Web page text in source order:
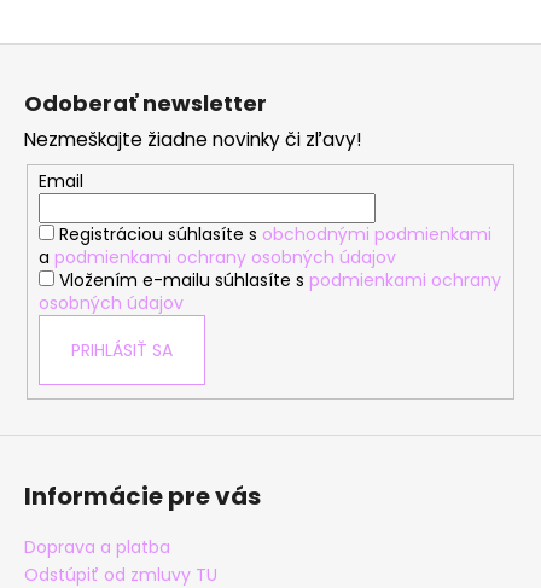
Z
Odoberať newsletter
Nezmeškajte žiadne novinky či zľavy!
Email
Registráciou súhlasíte s obchodnými podmienkami
a podmienkami ochrany osobných údajov
Vložením e-mailu súhlasíte s podmienkami ochrany
osobných údajov
PRIHLÁSIŤ SA
Informácie pre vás
Doprava a platba
Odstúpiť od zmluvy TU